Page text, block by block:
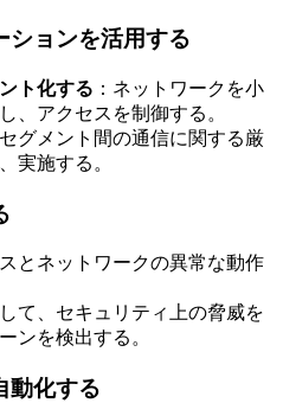
ションを活用する
ト化する ：ネットワークを小
、アクセスを制御する。
セグメント間の通信に関する厳
実施する。
とネットワークの異常な動作
て、セキュリティ上の脅威を
ンを検出する。
動化する